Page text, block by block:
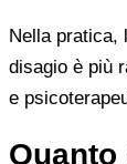
Nella pratica,
disagio è più
e